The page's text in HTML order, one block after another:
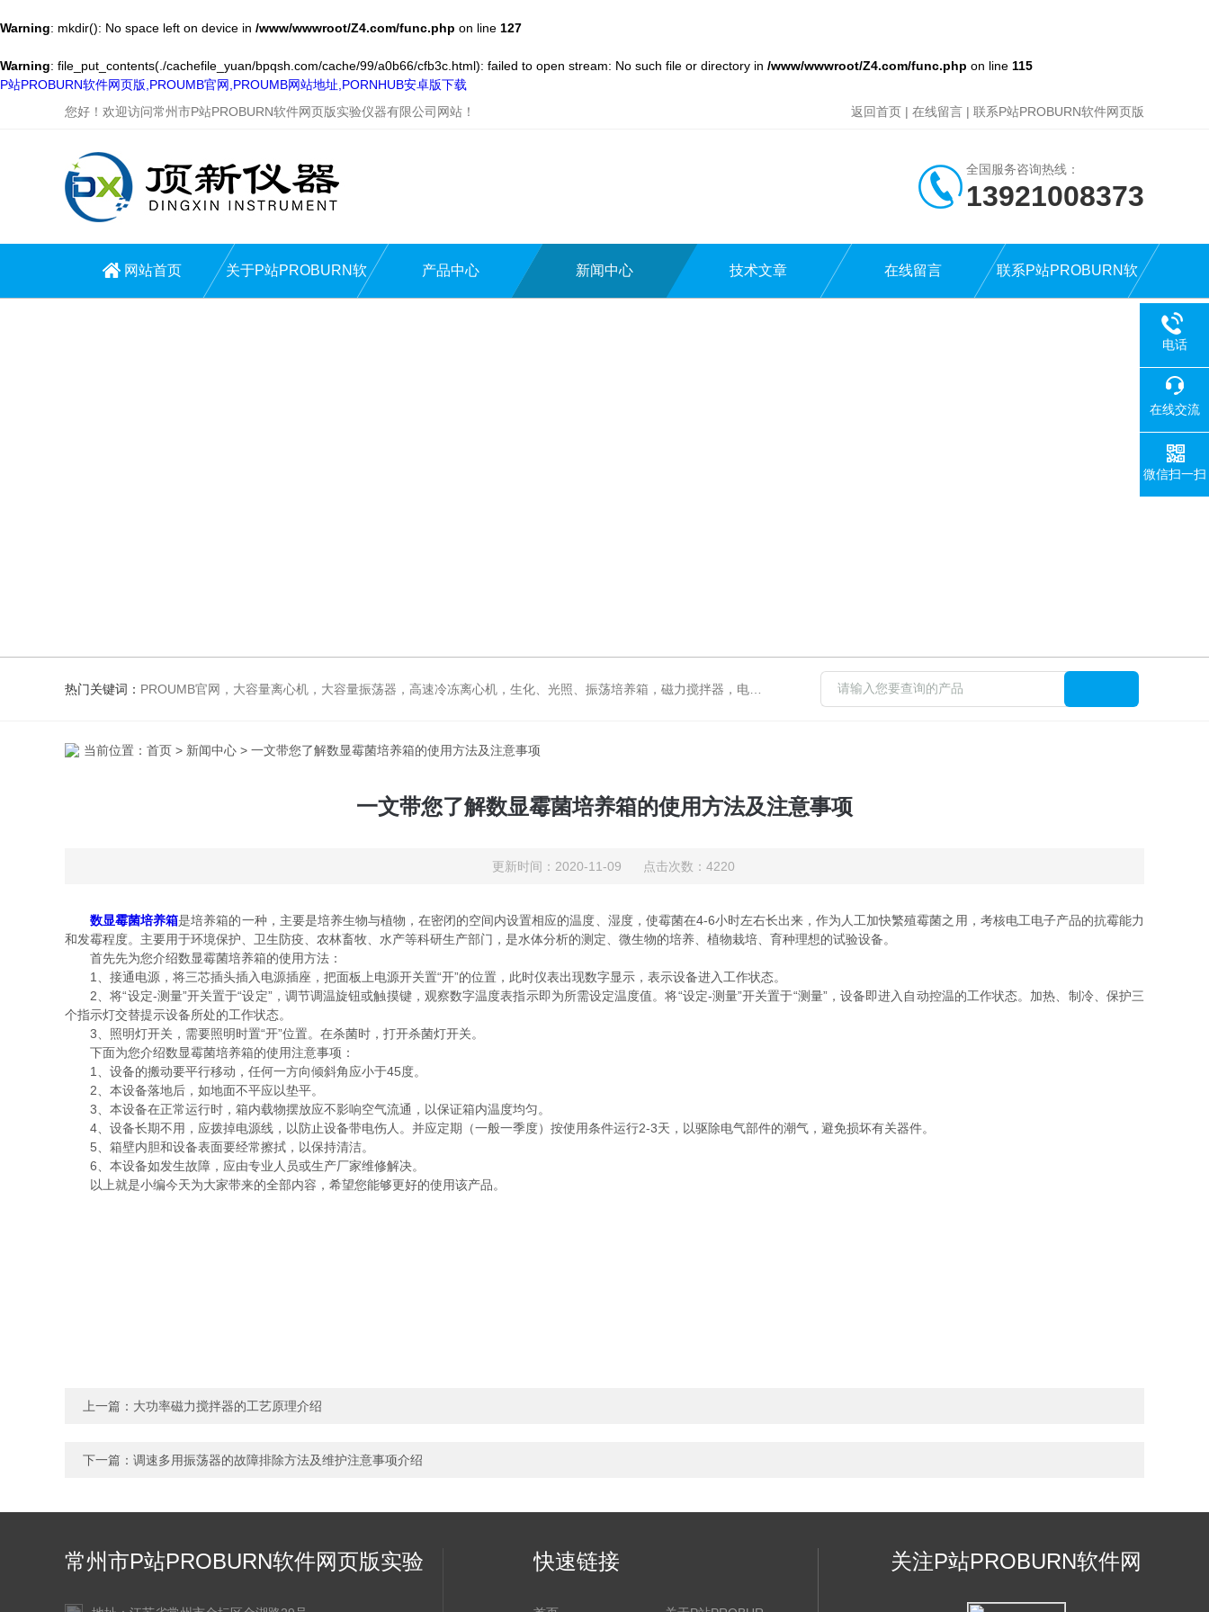
Warning: mkdir(): No space left on device in /www/wwwroot/Z4.com/func.php on line 127
Warning: file_put_contents(./cachefile_yuan/bpqsh.com/cache/99/a0b66/cfb3c.html): failed to open stream: No such file or directory in /www/wwwroot/Z4.com/func.php on line 115
P站PROBURN软件网页版,PROUMB官网,PROUMB网站地址,PORNHUB安卓版下载
您好！欢迎访问常州市P站PROBURN软件网页版实验仪器有限公司网站！
返回首页 | 在线留言 | 联系P站PROBURN软件网页版
全国服务咨询热线：
13921008373
网站首页 关于P站PROBURN软 产品中心 新闻中心 技术文章 在线留言 联系P站PROBURN软
热门关键词： PROUMB官网，大容量离心机，大容量振荡器，高速冷冻离心机，生化、光照、振荡培养箱，磁力搅拌器，电动搅拌器，大功率电动搅拌器，强力恒速电动搅拌器，水浴锅，油浴锅，油浴，石英亚沸蒸馏水器，箱式电阻炉，不锈钢真空干燥箱
当前位置： 首页 > 新闻中心 > 一文带您了解数显霉菌培养箱的使用方法及注意事项
一文带您了解数显霉菌培养箱的使用方法及注意事项
更新时间：2020-11-09 点击次数：4220
数显霉菌培养箱是培养箱的一种，主要是培养生物与植物，在密闭的空间内设置相应的温度、湿度，使霉菌在4-6小时左右长出来，作为人工加快繁殖霉菌之用，考核电工电子产品的抗霉能力
和发霉程度。主要用于环境保护、卫生防疫、农林畜牧、水产等科研生产部门，是水体分析的测定、微生物的培养、植物栽培、育种理想的试验设备。
首先先为您介绍数显霉菌培养箱的使用方法：
1、接通电源，将三芯插头插入电源插座，把面板上电源开关置“开”的位置，此时仪表出现数字显示，表示设备进入工作状态。
2、将“设定-测量”开关置于“设定”，调节调温旋钮或触摸键，观察数字温度表指示即为所需设定温度值。将“设定-测量”开关置于“测量”，设备即进入自动控温的工作状态。加热、制冷、保护三
个指示灯交替提示设备所处的工作状态。
3、照明灯开关，需要照明时置“开”位置。在杀菌时，打开杀菌灯开关。
下面为您介绍数显霉菌培养箱的使用注意事项：
1、设备的搬动要平行移动，任何一方向倾斜角应小于45度。
2、本设备落地后，如地面不平应以垫平。
3、本设备在正常运行时，箱内载物摆放应不影响空气流通，以保证箱内温度均匀。
4、设备长期不用，应拨掉电源线，以防止设备带电伤人。并应定期（一般一季度）按使用条件运行2-3天，以驱除电气部件的潮气，避免损坏有关器件。
5、箱壁内胆和设备表面要经常擦拭，以保持清洁。
6、本设备如发生故障，应由专业人员或生产厂家维修解决。
以上就是小编今天为大家带来的全部内容，希望您能够更好的使用该产品。
上一篇： 大功率磁力搅拌器的工艺原理介绍
下一篇： 调速多用振荡器的故障排除方法及维护注意事项介绍
常州市P站PROBURN软件网页版实验
快速链接
关注P站PROBURN软件网
电话
在线交流
微信扫一扫